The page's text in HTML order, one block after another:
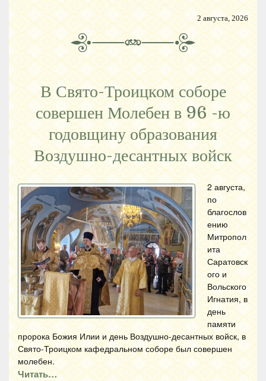
2 августа, 2026
В Свято-Троицком соборе
совершен Молебен в 96 -ю
годовщину образования
Воздушно-десантных войск
2 августа,
по
благослов
ению
Митропол
ита
Саратовск
ого и
Вольского
Игнатия, в
день
памяти
пророка Божия Илии и день Воздушно-десантных войск, в
Свято-Троицком кафедральном соборе был совершен
молебен.
Читать…